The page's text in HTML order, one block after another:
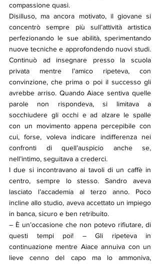
compassione quasi.
Disilluso, ma ancora motivato, il giovane si
concentrò sempre più sull’attività artistica
perfezionando le sue abilità, sperimentando
nuove tecniche e approfondendo nuovi studi.
Continuò ad insegnare presso la scuola
privata mentre l’amico ripeteva, con
convinzione, che prima o poi il successo gli
avrebbe arriso. Quando Aiace sentiva quelle
parole non rispondeva, si limitava a
socchiudere gli occhi e ad alzare le spalle
con un movimento appena percepibile con
cui, forse, voleva indicare indifferenza nei
confronti di quell’auspicio anche se,
nell’intimo, seguitava a crederci.
I due si incontravano ai tavoli di un caffè in
centro, sempre lo stesso. Sandro aveva
lasciato l’accademia al terzo anno. Poco
incline allo studio, aveva accettato un impiego
in banca, sicuro e ben retribuito.
– È un’occasione che non potevo rifiutare, di
questi tempi poi! – Gli ripeteva in
continuazione mentre Aiace annuiva con un
lieve cenno del capo ma lo ammoniva,